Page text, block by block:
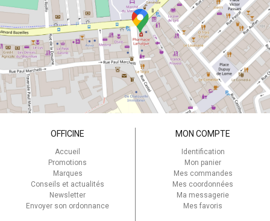
OFFICINE
Accueil
Promotions
Marques
Conseils et actualités
Newsletter
Envoyer son ordonnance
MON COMPTE
Identification
Mon panier
Mes commandes
Mes coordonnées
Ma messagerie
Mes favoris